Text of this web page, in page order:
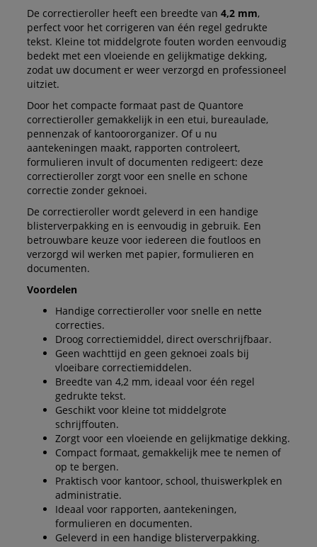
De correctieroller heeft een breedte van 4,2 mm,
perfect voor het corrigeren van één regel gedrukte
tekst. Kleine tot middelgrote fouten worden eenvoudig
bedekt met een vloeiende en gelijkmatige dekking,
zodat uw document er weer verzorgd en professioneel
uitziet.
Door het compacte formaat past de Quantore
correctieroller gemakkelijk in een etui, bureaulade,
pennenzak of kantoororganizer. Of u nu
aantekeningen maakt, rapporten controleert,
formulieren invult of documenten redigeert: deze
correctieroller zorgt voor een snelle en schone
correctie zonder geknoei.
De correctieroller wordt geleverd in een handige
blisterverpakking en is eenvoudig in gebruik. Een
betrouwbare keuze voor iedereen die foutloos en
verzorgd wil werken met papier, formulieren en
documenten.
Voordelen
Handige correctieroller voor snelle en nette
correcties.
Droog correctiemiddel, direct overschrijfbaar.
Geen wachttijd en geen geknoei zoals bij
vloeibare correctiemiddelen.
Breedte van 4,2 mm, ideaal voor één regel
gedrukte tekst.
Geschikt voor kleine tot middelgrote
schrijffouten.
Zorgt voor een vloeiende en gelijkmatige dekking.
Compact formaat, gemakkelijk mee te nemen of
op te bergen.
Praktisch voor kantoor, school, thuiswerkplek en
administratie.
Ideaal voor rapporten, aantekeningen,
formulieren en documenten.
Geleverd in een handige blisterverpakking.